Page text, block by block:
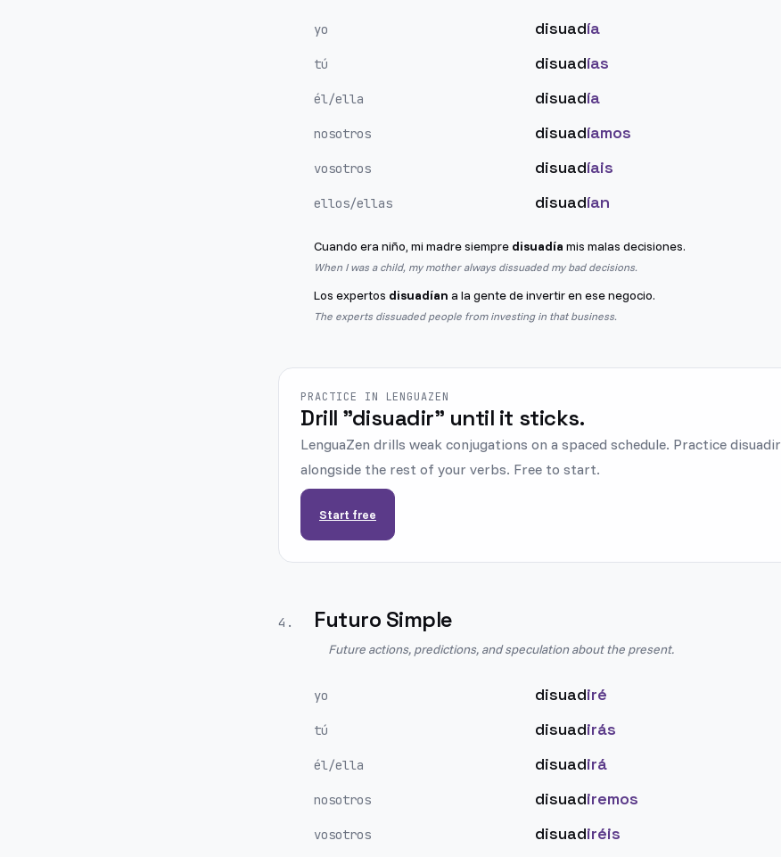
yo disuadía
tú disuadías
él/ella disuadía
nosotros disuadíamos
vosotros disuadíais
ellos/ellas disuadían
Cuando era niño, mi madre siempre disuadía mis malas decisiones.
When I was a child, my mother always dissuaded my bad decisions.
Los expertos disuadían a la gente de invertir en ese negocio.
The experts dissuaded people from investing in that business.
PRACTICE IN LENGUAZEN
Drill "disuadir" until it sticks.
LenguaZen drills weak conjugations on a spaced schedule. Practice disuadir
alongside the rest of your verbs. Free to start.
Start free
4 . Futuro Simple
Future actions, predictions, and speculation about the present.
yo disuadiré
tú disuadirás
él/ella disuadirá
nosotros disuadiremos
vosotros disuadiréis